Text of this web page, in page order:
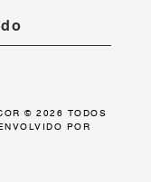
© 2026 TODOS
POR